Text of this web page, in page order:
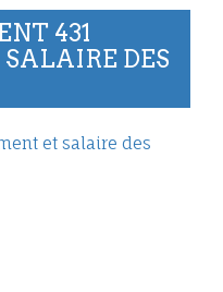
431
DES
et salaire des